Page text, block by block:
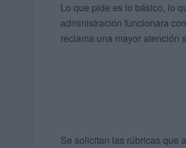
Lo que pide es lo básico, lo
administración funcionara
reclama una mayor atención
Se solicitan las rúbricas que